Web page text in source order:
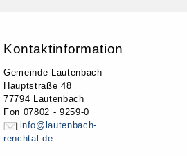
Kontaktinformation
Gemeinde Lautenbach
Hauptstraße 48
77794 Lautenbach
Fon 07802 - 9259-0
info@lautenbach-
renchtal.de